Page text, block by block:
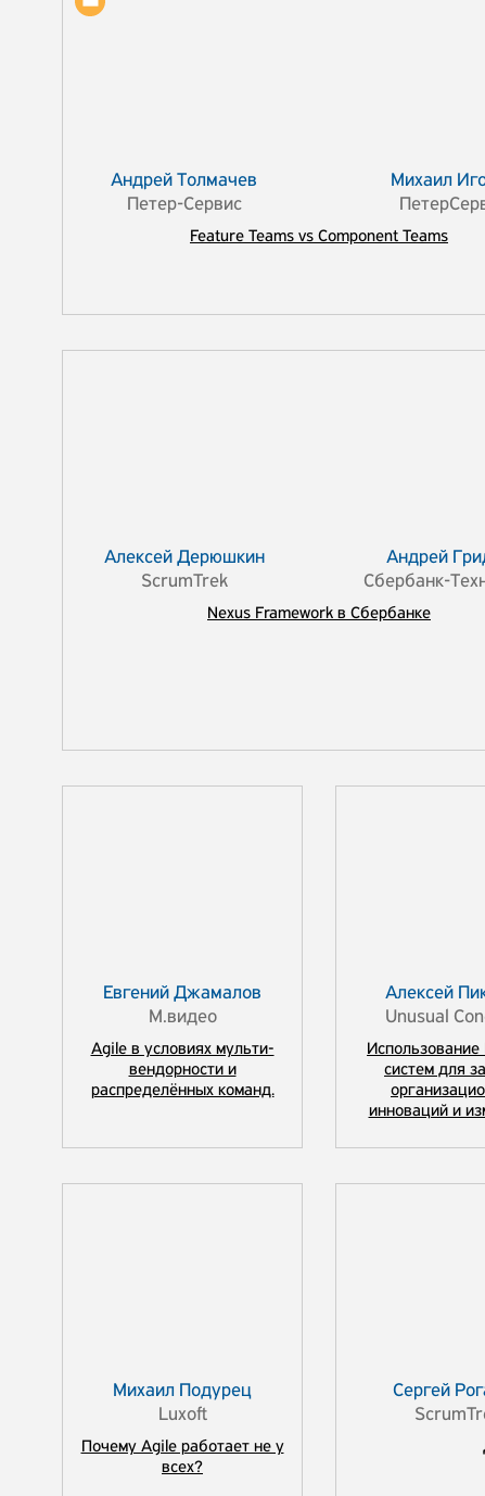
Михаил
Андрей Толмачев
Петер-Сервис
Feature Teams vs Component Teams
Андрей
Сбербанк-
Алексей Дерюшкин
ScrumTrek
Nexus Framework в Сбербанке
Евгений Джамалов
М.видео
Agile в условиях мульти-
вендорности и
распределённых команд.
Алексей
Unusual
систем для
инноваций и
Михаил Подурец
Luxoft
Почему Agile работает не у
всех?
Сергей